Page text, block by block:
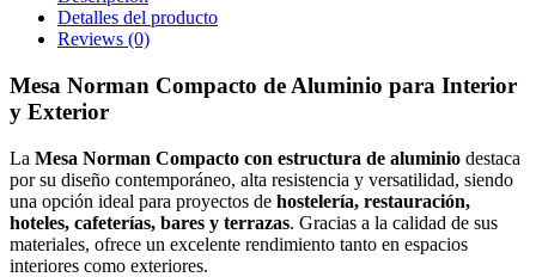
Detalles del producto
Reviews (0)
Mesa Norman Compacto de Aluminio para Interior
y Exterior
La Mesa Norman Compacto con estructura de aluminio destaca
por su diseño contemporáneo, alta resistencia y versatilidad, siendo
una opción ideal para proyectos de hostelería, restauración,
hoteles, cafeterías, bares y terrazas. Gracias a la calidad de sus
materiales, ofrece un excelente rendimiento tanto en espacios
interiores como exteriores.